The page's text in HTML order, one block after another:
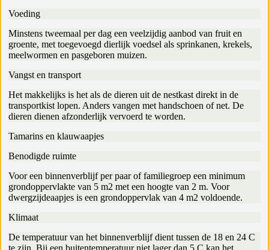
Voeding
Minstens tweemaal per dag een veelzijdig aanbod van fruit en
groente, met toegevoegd dierlijk voedsel als sprinkanen, krekels,
meelwormen en pasgeboren muizen.
Vangst en transport
Het makkelijks is het als de dieren uit de nestkast direkt in de
transportkist lopen. Anders vangen met handschoen of net. De
dieren dienen afzonderlijk vervoerd te worden.
Tamarins en klauwaapjes
Benodigde ruimte
Voor een binnenverblijf per paar of familiegroep een minimum
grondoppervlakte van 5 m2 met een hoogte van 2 m. Voor
dwergzijdeaapjes is een grondoppervlak van 4 m2 voldoende.
Klimaat
De temperatuur van het binnenverblijf dient tussen de 18 en 24 C
te zijn. Bij een buitentemperatuur niet lager dan 5 C kan het